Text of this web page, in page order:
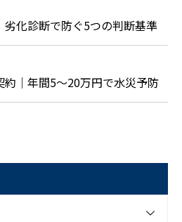
化診断で防ぐ5つの判断基準
｜年間5〜20万円で水災予防